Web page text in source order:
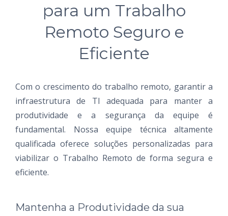
para um Trabalho
Remoto Seguro e
Eficiente
Com o crescimento do trabalho remoto, garantir a
infraestrutura de TI adequada para manter a
produtividade e a segurança da equipe é
fundamental. Nossa equipe técnica altamente
qualificada oferece soluções personalizadas para
viabilizar o Trabalho Remoto de forma segura e
eficiente.
Mantenha a Produtividade da sua